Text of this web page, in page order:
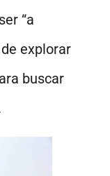
“a
explorar
buscar